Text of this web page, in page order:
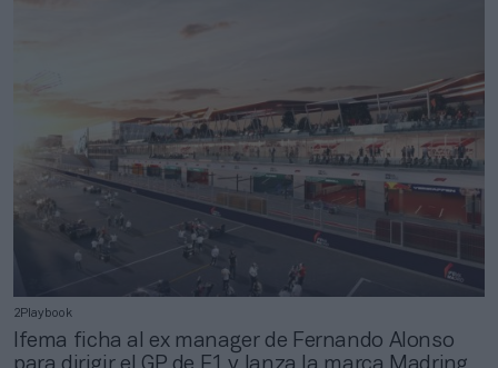
2Playbook
Ifema ficha al ex manager de Fernando Alonso